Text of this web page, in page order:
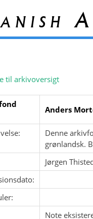
til arkivoversigt
Anders
Denne
grønlandsk.
Jørgen
Note